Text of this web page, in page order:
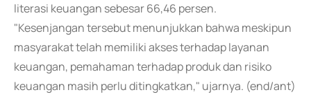
literasi keuangan sebesar 66,46 persen.
"Kesenjangan tersebut menunjukkan bahwa meskipun
masyarakat telah memiliki akses terhadap layanan
keuangan, pemahaman terhadap produk dan risiko
keuangan masih perlu ditingkatkan," ujarnya. (end/ant)